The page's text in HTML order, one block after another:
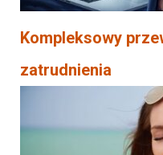
Kompleksowy
zatrudnienia